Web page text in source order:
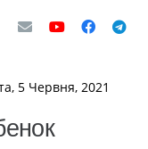
5 Червня, 2021